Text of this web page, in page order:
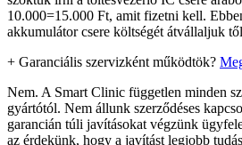
10.000=15.000 Ft, amit fizetni kell.
akkumulátor csere költségét átvállaljuk
+ Garanciális szervizként működtök?
Nem. A Smart Clinic független minden
gyártótól. Nem állunk szerződéses
garancián túli javításokat végzünk
az érdekünk, hogy a javítást legjobb